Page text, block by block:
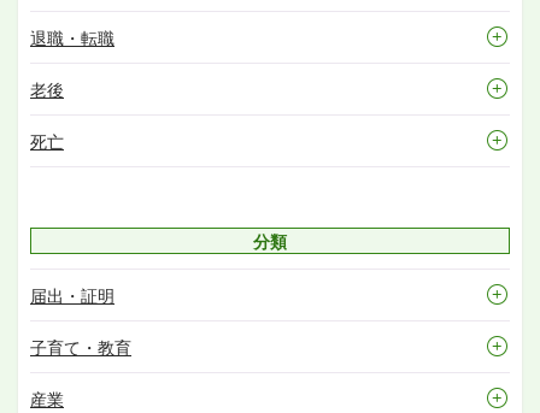
退職・転職
老後
死亡
分類
届出・証明
子育て・教育
産業